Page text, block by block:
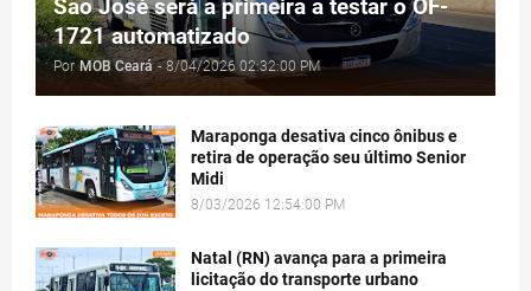
São José será a primeira a testar o OF-
1721 automatizado
Por MOB Ceará - 8/04/2026 02:32:00 PM
Maraponga desativa cinco ônibus e
retira de operação seu último Senior
Midi
8/03/2026 12:54:00 PM
Natal (RN) avança para a primeira
licitação do transporte urbano